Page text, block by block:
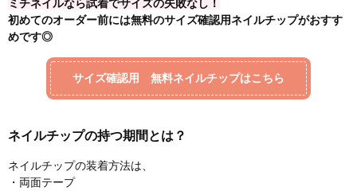
ミチネイルなら試着でサイズの失敗なし！
初めてのオーダー前には無料のサイズ確認用ネイルチップがおすす
めです◎
サイズ確認用 無料ネイルチップはこちら
ネイルチップの持つ期間とは？
ネイルチップの装着方法は、
・両面テープ